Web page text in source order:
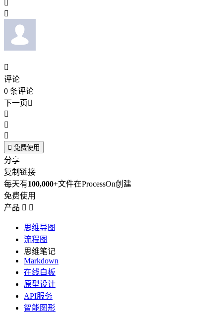


评论
0 条评论
下一页



 免费使用
分享
复制链接
每天有100,000+文件在ProcessOn创建
免费使用
产品  
思维导图
流程图
思维笔记
Markdown
在线白板
原型设计
API服务
智能图形